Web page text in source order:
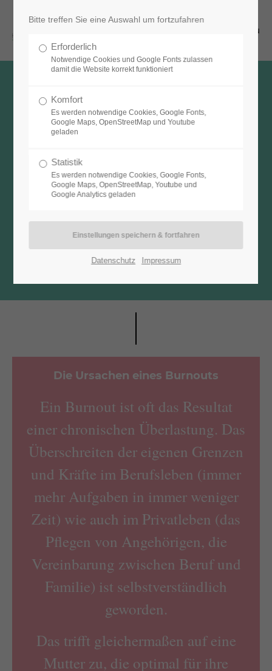
Menu
Burnoutcoaching
Da ein Burnout kein Zustand ist, der sich über Nacht
sich die Chance frühzeitig gegenzusteuern.
Die Ursachen eines Burnouts
Ein Burnout ist oft das Resultat
einer chronischen Überlastung. Das
Überschreiten der eigenen Grenzen
und Kräfte im Berufsleben (immer
mehr Aufgaben in immer weniger
Zeit) wie auch im Privatleben (das
Pflegen von Angehörigen, die
Vereinbarung zwischen Beruf und
Familie) ist selbstverständlich
geworden.
Das trifft gleichermaßen auf eine
Mutter zu, die optimal für ihre
Bitte treffen Sie eine Auswahl um fortzufahren
Erforderlich
Notwendige Cookies und Google Fonts zulassen
damit die Website korrekt funktioniert
Komfort
Es werden notwendige Cookies, Google Fonts,
Google Maps, OpenStreetMap und Youtube
geladen
Statistik
Es werden notwendige Cookies, Google Fonts,
Google Maps, OpenStreetMap, Youtube und
Google Analytics geladen
Datenschutz Impressum